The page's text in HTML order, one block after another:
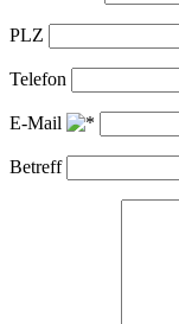
PLZ
Telefon
E-Mail
Betreff